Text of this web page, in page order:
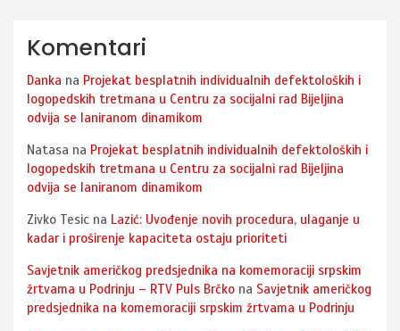
Komentari
Danka na Projekat besplatnih individualnih defektoloških i
logopedskih tretmana u Centru za socijalni rad Bijeljina
odvija se laniranom dinamikom
Natasa na Projekat besplatnih individualnih defektoloških i
logopedskih tretmana u Centru za socijalni rad Bijeljina
odvija se laniranom dinamikom
Zivko Tesic na Lazić: Uvođenje novih procedura, ulaganje u
kadar i proširenje kapaciteta ostaju prioriteti
Savjetnik američkog predsjednika na komemoraciji srpskim
žrtvama u Podrinju – RTV Puls Brčko na Savjetnik američkog
predsjednika na komemoraciji srpskim žrtvama u Podrinju